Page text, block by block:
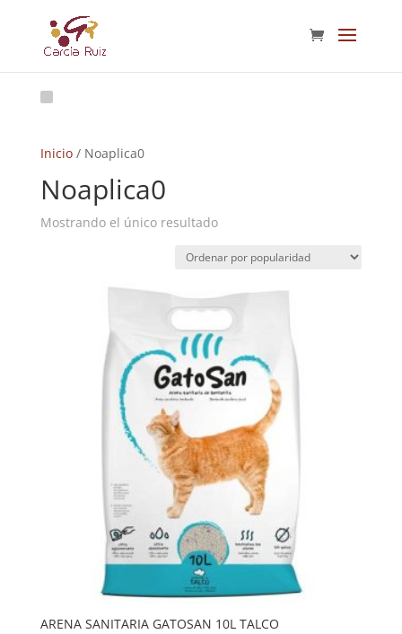
Inicio/ Noaplica0
Noaplica0
Mostrando el único resultado
ARENA SANITARIA GATOSAN 10L TALCO